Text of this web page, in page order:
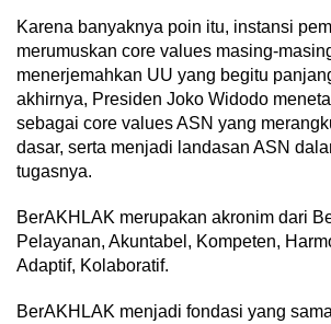
Karena banyaknya poin itu, instansi
merumuskan core values masing-
menerjemahkan UU yang begitu
akhirnya, Presiden Joko Widodo
sebagai core values ASN yang
dasar, serta menjadi landasan ASN
tugasnya.
BerAKHLAK merupakan akronim dari
Pelayanan, Akuntabel, Kompeten,
Adaptif, Kolaboratif.
BerAKHLAK menjadi fondasi yang